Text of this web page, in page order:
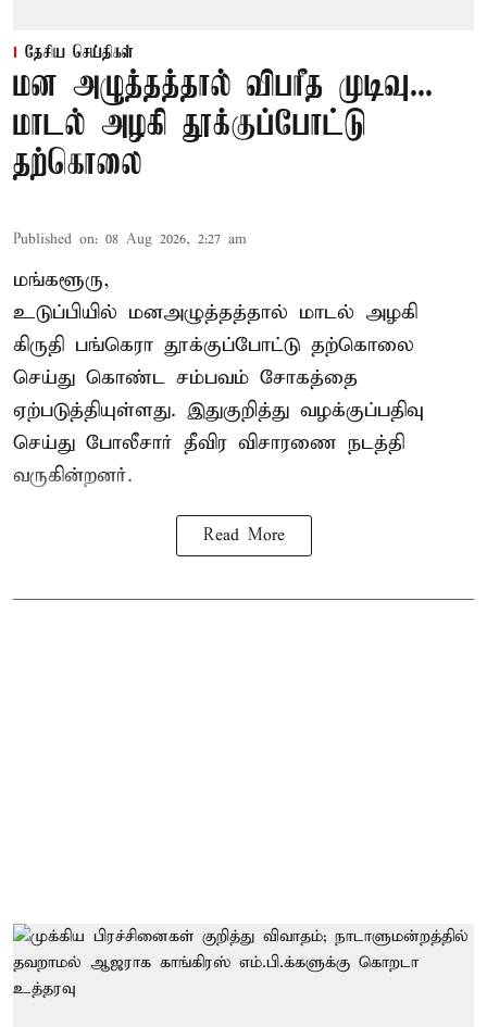
தேசிய செய்திகள்
மன அழுத்தத்தால் விபரீத முடிவு...
மாடல் அழகி தூக்குப்போட்டு
தற்கொலை
Published on: 08 Aug 2026, 2:27 am
மங்களூரு,
உடுப்பியில் மனஅழுத்தத்தால் மாடல் அழகி
கிருதி பங்கெரா தூக்குப்போட்டு தற்கொலை
செய்து கொண்ட சம்பவம் சோகத்தை
ஏற்படுத்தியுள்ளது. இதுகுறித்து வழக்குப்பதிவு
செய்து போலீசார் தீவிர விசாரணை நடத்தி
வருகின்றனர்.
Read More